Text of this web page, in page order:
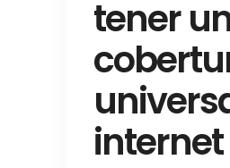
tener
internet